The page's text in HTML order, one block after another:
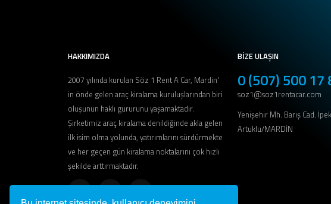
HAKKIMIZDA
2007 yılında kurulan Söz 1 Rent A Car, Mardin'
in önde gelen araç kiralama kuruluşlarından biri
oluşunun haklı gururunu yaşamaktadır.
Şirketimiz araç kiralama denildiğinde akla gelen
ilk isim olma yolunda, yatırımlarını sürdürmekte
ve her geçen gün kiralama noktalarını çok hızlı
şekilde arttırmaktadır.
BİZE ULAŞIN
0 (507) 500 17
soz1@soz1rentacar.com
Yenişehir Mh. Barış Cad.
Artuklu/MARDİN